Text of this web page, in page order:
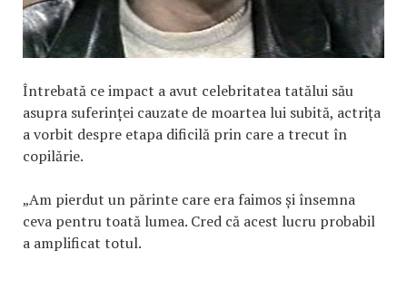
Întrebată ce impact a avut celebritatea tatălui său
asupra suferinței cauzate de moartea lui subită, actrița
a vorbit despre etapa dificilă prin care a trecut în
copilărie.
„Am pierdut un părinte care era faimos și însemna
ceva pentru toată lumea. Cred că acest lucru probabil
a amplificat totul.